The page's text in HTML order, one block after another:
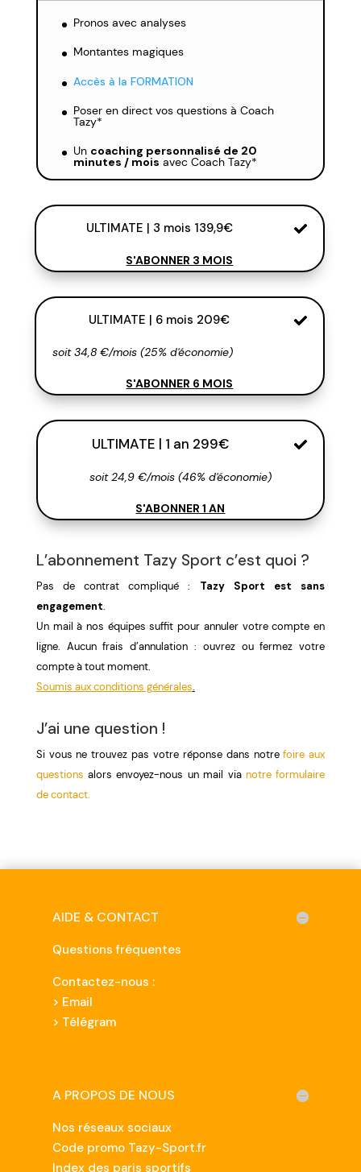
Pronos avec analyses
Montantes magiques
Accès à la FORMATION
Poser en direct vos questions à Coach
Tazy*
Un coaching personnalisé de 20
minutes / mois avec Coach Tazy*
ULTIMATE | 3 mois 139,9€
S'ABONNER 3 MOIS
ULTIMATE | 6 mois 209€
soit 34,8 €/mois (25% d'économie)
S'ABONNER 6 MOIS
ULTIMATE | 1 an 299€
soit 24,9 €/mois (46% d'économie)
S'ABONNER 1 AN
L’abonnement Tazy Sport c’est quoi ?
Pas de contrat compliqué : Tazy Sport est sans
engagement.
Un mail à nos équipes suffit pour annuler votre compte en
ligne. Aucun frais d’annulation : ouvrez ou fermez votre
compte à tout moment.
Soumis aux conditions générales.
J’ai une question !
Si vous ne trouvez pas votre réponse dans notrefoire aux
questions alors envoyez-nous un mail via notre formulaire
de contact.
AIDE & CONTACT
Questions fréquentes
Contactez-nous :
> Email
> Télégram
A PROPOS DE NOUS
Nos réseaux sociaux
Code promo Tazy-Sport.fr
Index des paris sportifs